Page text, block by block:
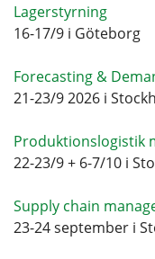
Lagerstyrning
16-17/9 i Göteborg
Forecasting &
21-23/9 2026 i
Produktionslogistik
22-23/9 + 6-7/10 i
Supply chain
23-24 september i